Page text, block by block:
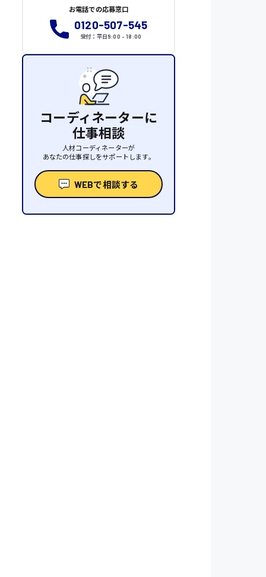
お電話での応募窓口
0120-507-545
受付：平日9:00 - 18:00
コーディネーターに
仕事相談
人材コーディネーターが
あなたの仕事探しをサポートします。
WEBで相談する